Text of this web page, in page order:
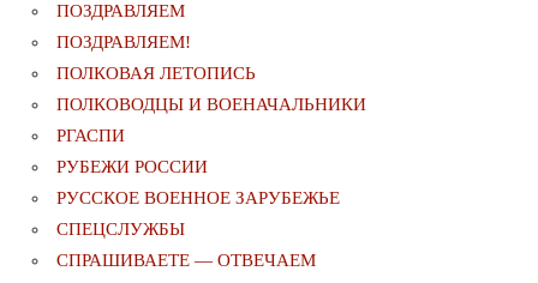
ПОЗДРАВЛЯЕМ
ПОЗДРАВЛЯЕМ!
ПОЛКОВАЯ ЛЕТОПИСЬ
ПОЛКОВОДЦЫ И ВОЕНАЧАЛЬНИКИ
РГАСПИ
РУБЕЖИ РОССИИ
РУССКОЕ ВОЕННОЕ ЗАРУБЕЖЬЕ
СПЕЦСЛУЖБЫ
СПРАШИВАЕТЕ — ОТВЕЧАЕМ